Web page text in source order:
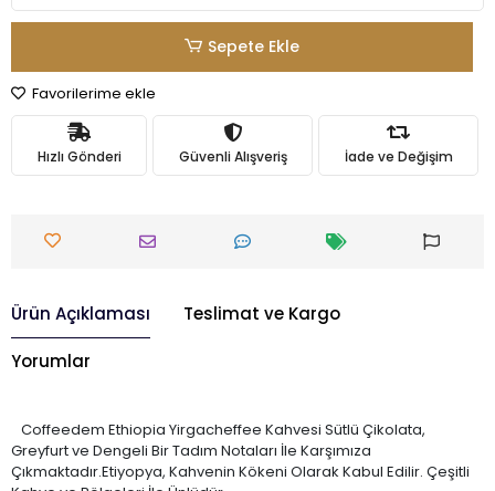
Sepete Ekle
Favorilerime ekle
Hızlı Gönderi Güvenli Alışveriş İade ve Değişim
Ürün Açıklaması Teslimat ve Kargo
Yorumlar
Coffeedem Ethiopia Yirgacheffee Kahvesi Sütlü Çikolata,
Greyfurt ve Dengeli Bir Tadım Notaları İle Karşımıza
Çıkmaktadır.Etiyopya, Kahvenin Kökeni Olarak Kabul Edilir. Çeşitli